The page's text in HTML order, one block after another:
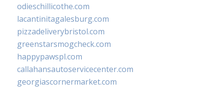
odieschillicothe.com
lacantinitagalesburg.com
pizzadeliverybristol.com
greenstarsmogcheck.com
happypawspl.com
callahansautoservicecenter.com
georgiascornermarket.com